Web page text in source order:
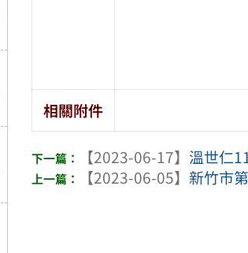
相關附件
【2023-06-17】 溫世仁
【2023-06-05】 新竹市